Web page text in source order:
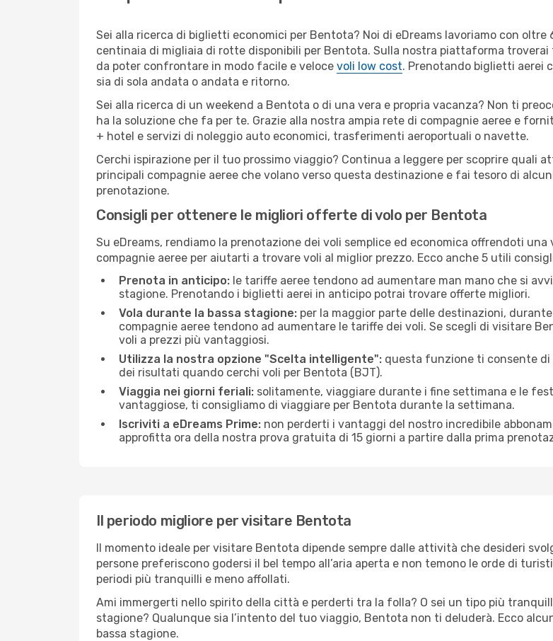
Sei alla ricerca di biglietti economici per Bentota? Noi di eDreams lavoriamo con
centinaia di migliaia di rotte disponibili per Bentota. Sulla nostra piattaforma
da poter confrontare in modo facile e veloce voli low cost. Prenotando biglietti aerei
sia di sola andata o andata e ritorno.
Sei alla ricerca di un weekend a Bentota o di una vera e propria vacanza? Non ti
ha la soluzione che fa per te. Grazie alla nostra ampia rete di compagnie aeree e
+ hotel e servizi di noleggio auto economici, trasferimenti aeroportuali o navette.
Cerchi ispirazione per il tuo prossimo viaggio? Continua a leggere per scoprire quali
principali compagnie aeree che volano verso questa destinazione e fai tesoro di
prenotazione.
Consigli per ottenere le migliori offerte di volo per Bentota
Su eDreams, rendiamo la prenotazione dei voli semplice ed economica offrendoti
compagnie aeree per aiutarti a trovare voli al miglior prezzo. Ecco anche 5 utili
Prenota in anticipo: le tariffe aeree tendono ad aumentare man mano che si
stagione. Prenotando i biglietti aerei in anticipo potrai trovare offerte migliori.
Vola durante la bassa stagione: per la maggior parte delle destinazioni,
compagnie aeree tendono ad aumentare le tariffe dei voli. Se scegli di visitare
voli a prezzi più vantaggiosi.
Utilizza la nostra opzione "Scelta intelligente": questa funzione ti consente di
dei risultati quando cerchi voli per Bentota (BJT).
Viaggia nei giorni feriali: solitamente, viaggiare durante i fine settimana e le
vantaggiose, ti consigliamo di viaggiare per Bentota durante la settimana.
Iscriviti a eDreams Prime: non perderti i vantaggi del nostro incredibile
approfitta ora della nostra prova gratuita di 15 giorni a partire dalla prima
Il periodo migliore per visitare Bentota
Il momento ideale per visitare Bentota dipende sempre dalle attività che desideri
persone preferiscono godersi il bel tempo all’aria aperta e non temono le orde di
periodi più tranquilli e meno affollati.
Ami immergerti nello spirito della città e perderti tra la folla? O sei un tipo più
stagione? Qualunque sia l’intento del tuo viaggio, Bentota non ti deluderà. Ecco
bassa stagione.